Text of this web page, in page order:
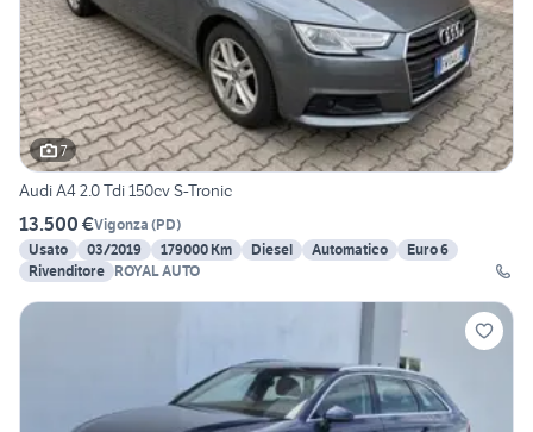
7
Audi A4 2.0 Tdi 150cv S-Tronic
13.500 €Vigonza (PD)
Usato
03/2019 179000 Km Diesel Automatico
Euro 6
Rivenditore ROYAL AUTO